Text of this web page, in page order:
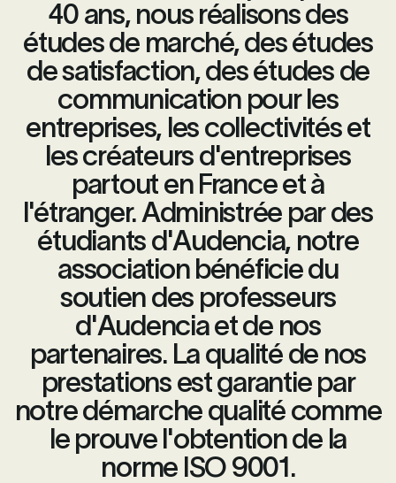
40 ans, nous réalisons des
études de marché, des études
de satisfaction, des études de
communication pour les
entreprises, les collectivités et
les créateurs d'entreprises
partout en France et à
l'étranger. Administrée par des
étudiants d'Audencia, notre
association bénéficie du
soutien des professeurs
d'Audencia et de nos
partenaires. La qualité de nos
prestations est garantie par
notre démarche qualité comme
le prouve l'obtention de la
norme ISO 9001.